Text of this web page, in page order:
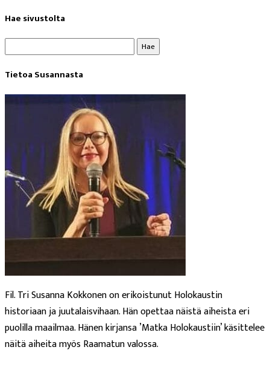
Hae sivustolta
Tietoa Susannasta
Fil. Tri Susanna Kokkonen on erikoistunut Holokaustin
historiaan ja juutalaisvihaan. Hän opettaa näistä aiheista eri
puolilla maailmaa. Hänen kirjansa ’Matka Holokaustiin’ käsittelee
näitä aiheita myös Raamatun valossa.